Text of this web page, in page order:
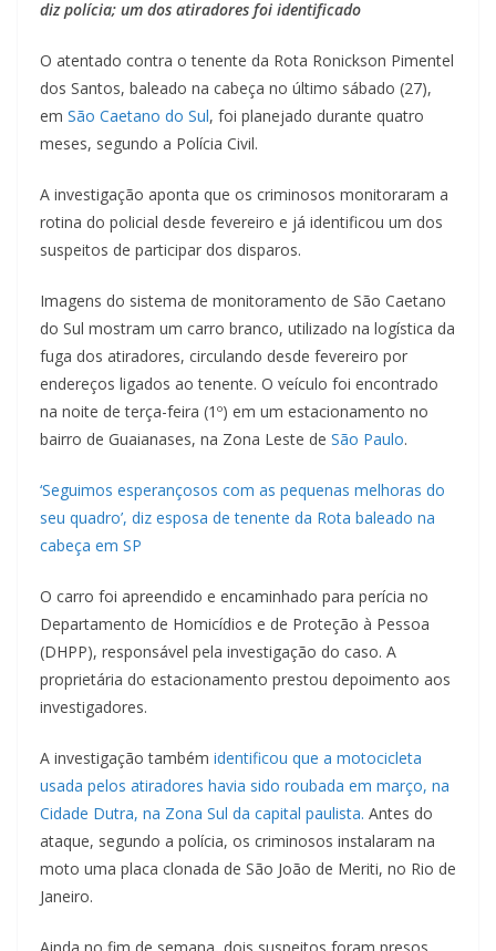
diz polícia; um dos atiradores foi identificado
O atentado contra o tenente da Rota Ronickson Pimentel
dos Santos, baleado na cabeça no último sábado (27),
em São Caetano do Sul, foi planejado durante quatro
meses, segundo a Polícia Civil.
A investigação aponta que os criminosos monitoraram a
rotina do policial desde fevereiro e já identificou um dos
suspeitos de participar dos disparos.
Imagens do sistema de monitoramento de São Caetano
do Sul mostram um carro branco, utilizado na logística da
fuga dos atiradores, circulando desde fevereiro por
endereços ligados ao tenente. O veículo foi encontrado
na noite de terça-feira (1º) em um estacionamento no
bairro de Guaianases, na Zona Leste de São Paulo.
‘Seguimos esperançosos com as pequenas melhoras do
seu quadro’, diz esposa de tenente da Rota baleado na
cabeça em SP
O carro foi apreendido e encaminhado para perícia no
Departamento de Homicídios e de Proteção à Pessoa
(DHPP), responsável pela investigação do caso. A
proprietária do estacionamento prestou depoimento aos
investigadores.
A investigação também identificou que a motocicleta
usada pelos atiradores havia sido roubada em março, na
Cidade Dutra, na Zona Sul da capital paulista. Antes do
ataque, segundo a polícia, os criminosos instalaram na
moto uma placa clonada de São João de Meriti, no Rio de
Janeiro.